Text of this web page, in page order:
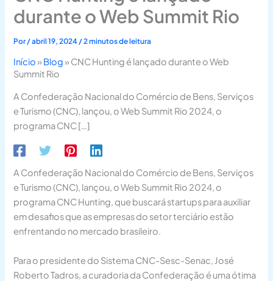
durante o Web Summit Rio
Por/abril 19, 2024 /2 minutos de leitura
Início» Blog» CNC Hunting é lançado durante o Web
Summit Rio
A Confederação Nacional do Comércio de Bens, Serviços
e Turismo (CNC), lançou, o Web Summit Rio 2024, o
programa CNC […]
A Confederação Nacional do Comércio de Bens, Serviços
e Turismo (CNC), lançou, o Web Summit Rio 2024, o
programa CNC Hunting, que buscará startups para auxiliar
em desafios que as empresas do setor terciário estão
enfrentando no mercado brasileiro.
Para o presidente do Sistema CNC-Sesc-Senac, José
Roberto Tadros, a curadoria da Confederação é uma ótima